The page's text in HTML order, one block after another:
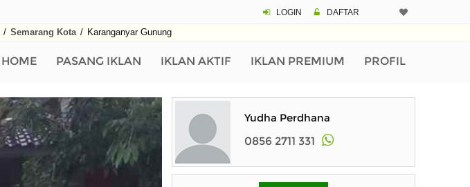
LOGIN DAFTAR
/ Semarang Kota / Karanganyar Gunung
HOME PASANG IKLAN IKLAN AKTIF IKLAN PREMIUM PROFILPinjaman (PIN)
Yudha Perdhana
0856 2711 331